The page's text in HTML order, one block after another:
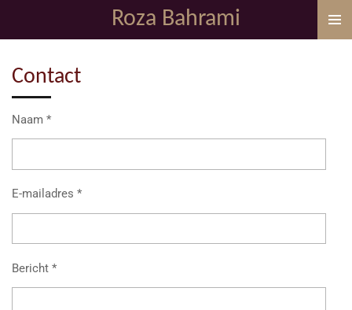
direct
de
hoofdinhoud
Roza Bahrami
Contact
Naam *
E-mailadres *
Bericht *